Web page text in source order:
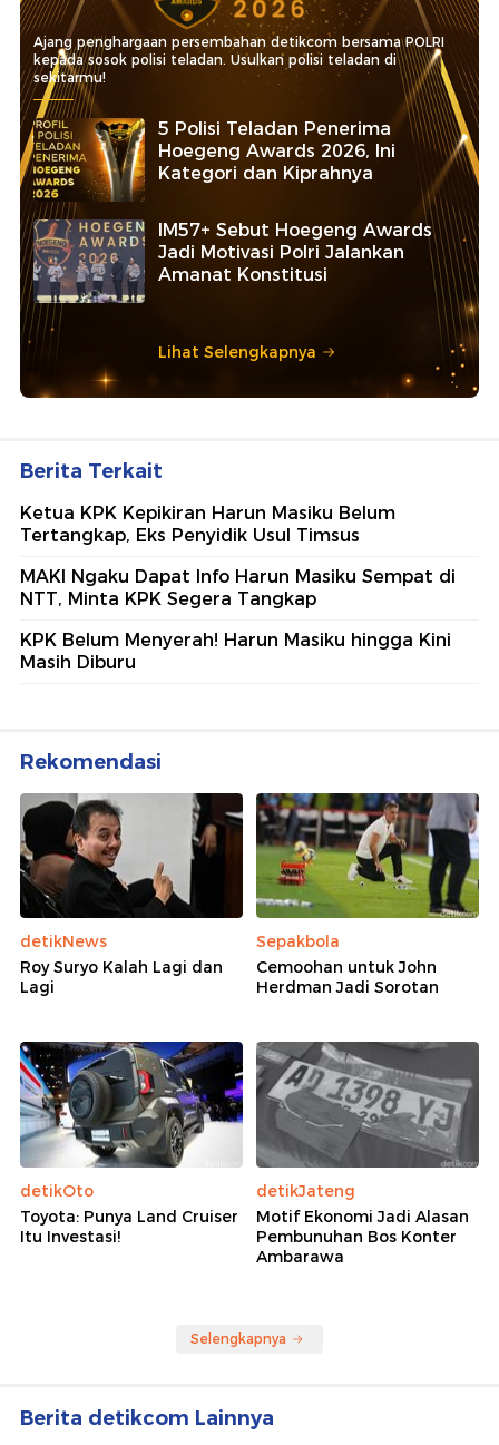
Ajang penghargaan persembahan detikcom bersama POLRI
kepada sosok polisi teladan. Usulkan polisi teladan di
sekitarmu!
5 Polisi Teladan Penerima
Hoegeng Awards 2026, Ini
Kategori dan Kiprahnya
IM57+ Sebut Hoegeng Awards
Jadi Motivasi Polri Jalankan
Amanat Konstitusi
Lihat Selengkapnya
Berita Terkait
Ketua KPK Kepikiran Harun Masiku Belum
Tertangkap, Eks Penyidik Usul Timsus
MAKI Ngaku Dapat Info Harun Masiku Sempat di
NTT, Minta KPK Segera Tangkap
KPK Belum Menyerah! Harun Masiku hingga Kini
Masih Diburu
Rekomendasi
detikNews
Roy Suryo Kalah Lagi dan
Lagi
Sepakbola
Cemoohan untuk John
Herdman Jadi Sorotan
detikOto
Toyota: Punya Land Cruiser
Itu Investasi!
detikJateng
Motif Ekonomi Jadi Alasan
Pembunuhan Bos Konter
Ambarawa
Selengkapnya
Berita detikcom Lainnya